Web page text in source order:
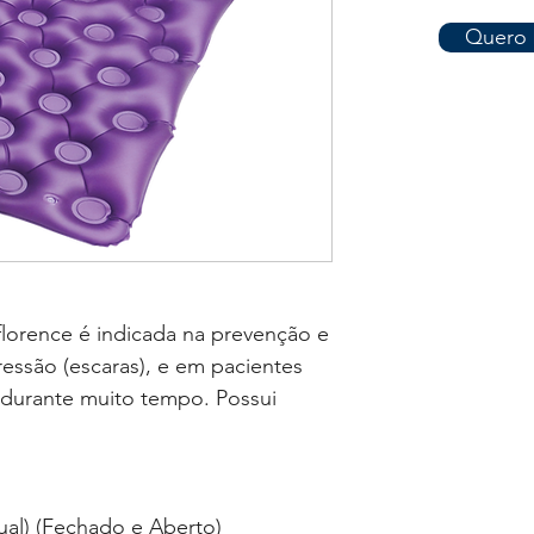
é indicada na prevenção e
(escaras), e em pacientes
muito tempo. Possui
(Fechado e Aberto)
Quero